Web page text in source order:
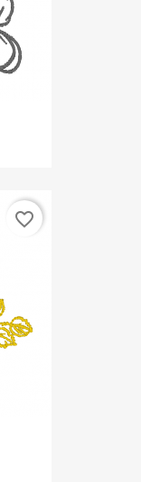
favorite_border